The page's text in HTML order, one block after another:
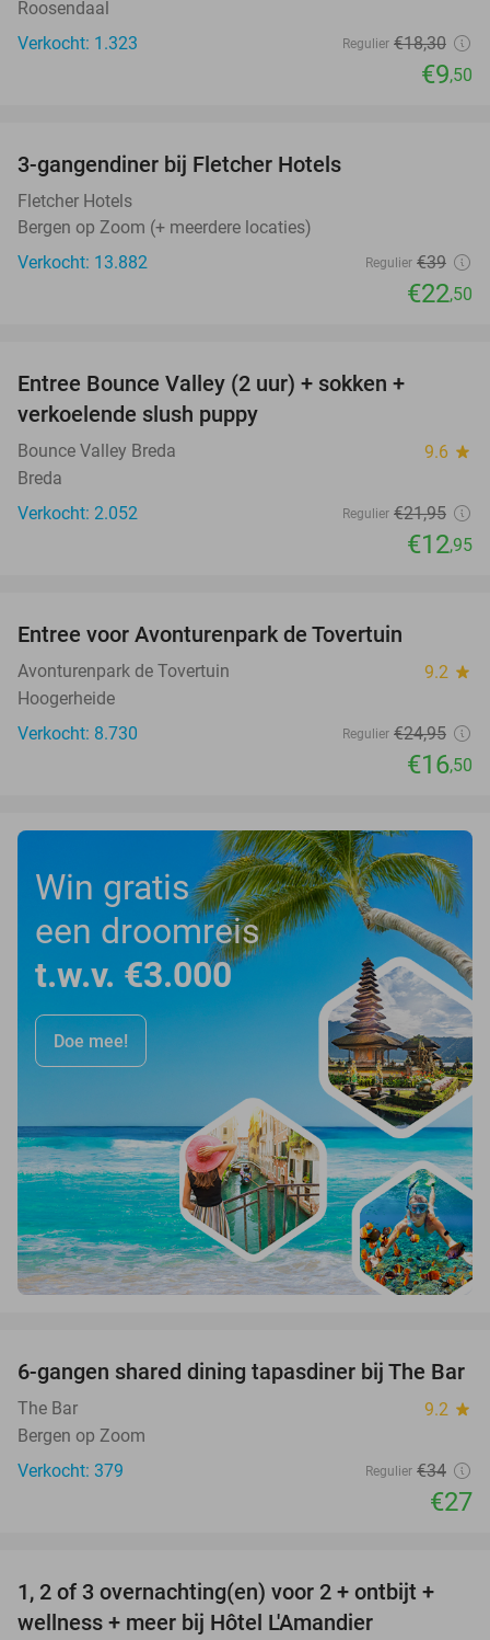
Roosendaal
Verkocht: 1.323
Regulier €18,30
€9,50
3-gangendiner bij Fletcher Hotels
Fletcher Hotels
Bergen op Zoom (+ meerdere locaties)
Verkocht: 13.882
Regulier €39
€22,50
Entree Bounce Valley (2 uur) + sokken +
verkoelende slush puppy
Bounce Valley Breda 9.6 star
Breda
Verkocht: 2.052
Regulier €21,95
€12,95
Entree voor Avonturenpark de Tovertuin
Avonturenpark de Tovertuin 9.2 star
Hoogerheide
Verkocht: 8.730
Regulier €24,95
€16,50
Win gratis
een droomreis
t.w.v. €3.000
Doe mee!
21%
6-gangen shared dining tapasdiner bij The Bar
The Bar 9.2 star
Bergen op Zoom
Verkocht: 379
Regulier €34
€27
32%
TODAY
1, 2 of 3 overnachting(en) voor 2 + ontbijt +
wellness + meer bij Hôtel L'Amandier